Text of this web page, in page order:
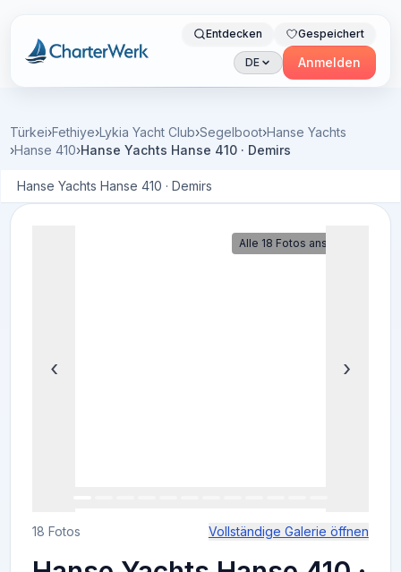
Charterwerk
Entdecken Gespeichert
DE Anmelden
Türkei›Fethiye›Lykia Yacht Club›Segelboot›Hanse Yachts
›Hanse 410›Hanse Yachts Hanse 410 · Demirs
Hanse Yachts Hanse 410 · Demirs
Alle 18 Fotos ansehen
‹ ›
18 Fotos Vollständige Galerie öffnen